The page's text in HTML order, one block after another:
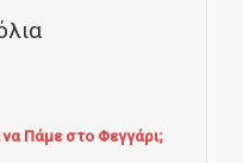
να Πάμε στο Φεγγάρι;